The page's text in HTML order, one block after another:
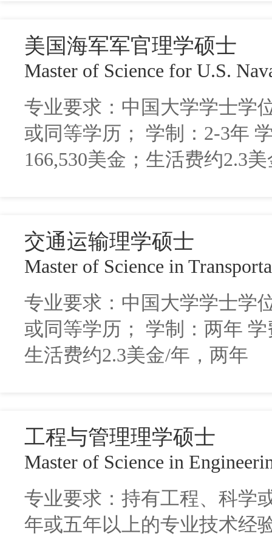
美国海军军官理学硕士
Master of Science for U.S.
专业要求：中国大学学士学
或同等学历； 学制：2-3年
166,530美金；生活费约2.3
交通运输理学硕士
Master of Science in
专业要求：中国大学学士学
或同等学历； 学制：两年
生活费约2.3美金/年，两年
工程与管理理学硕士
Master of Science in
专业要求：持有工程、科学
年或五年以上的专业技术经